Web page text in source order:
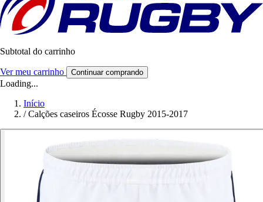
Subtotal do carrinho
Ver meu carrinho Continuar comprando
Loading...
Início
/ Calções caseiros Écosse Rugby 2015-2017